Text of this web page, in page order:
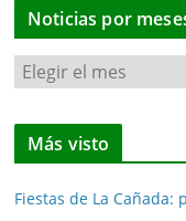
Noticias por
N
o
t
i
Más visto
Fiestas de La